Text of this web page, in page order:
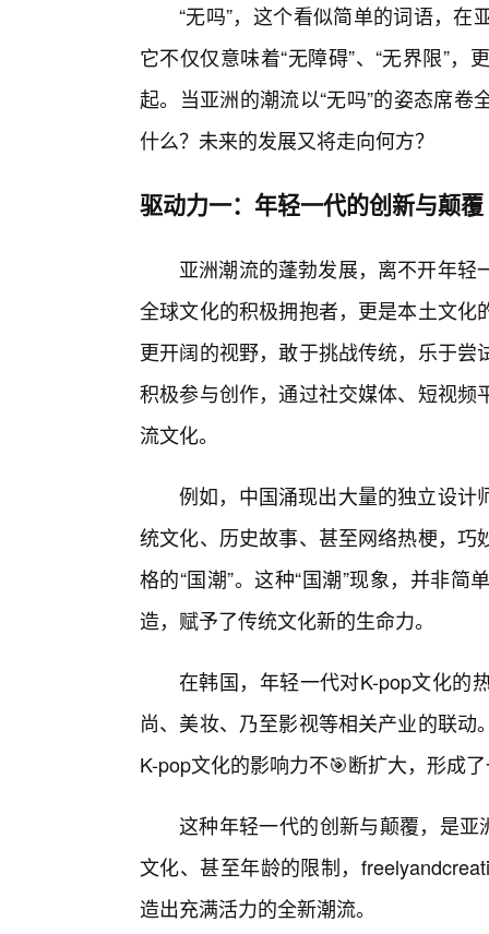
“无吗”，这个看似简单的词语，
它不仅仅意味着“无障碍”、“无界限”
起。当亚洲的潮流以“无吗”的姿态席
什么？未来的发展又将走向何方？
驱动力一：年轻一代的创新与颠覆
亚洲潮流的蓬勃发展，离不开年轻
全球文化的积极拥抱者，更是本土文
更开阔的视野，敢于挑战传统，乐于
积极参与创作，通过社交媒体、短视
流文化。
例如，中国涌现出大量的独立设计
统文化、历史故事、甚至网络热梗，
格的“国潮”。这种“国潮”现象，并非
造，赋予了传统文化新的生命力。
在韩国，年轻一代对K-pop文化的
尚、美妆、乃至影视等相关产业的联
K-pop文化的影响力不🎯断扩大，形成
这种年轻一代的创新与颠覆，是亚
文化、甚至年龄的限制，
造出充满活力的全新潮流。